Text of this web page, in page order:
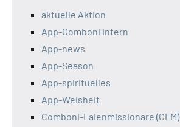
aktuelle Aktion
App-Comboni intern
App-news
App-Season
App-spirituelles
App-Weisheit
Comboni-Laienmissionare (CLM)